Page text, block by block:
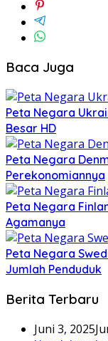
Baca Juga
Peta Negara
Besar HD
Peta Negara
Perekonomiannya
Peta Negara
Agamanya
Peta Negara
Jumlah Penduduk
Berita Terbaru
Juni 3, 2025